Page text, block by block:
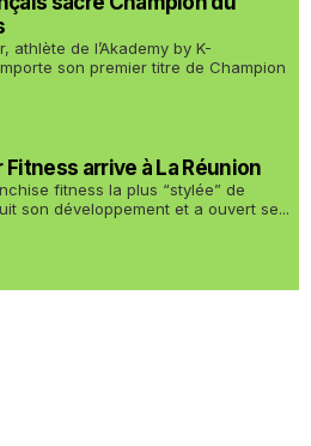
athlète de l’Akademy by K-
son premier titre de Champion
arrive à La Réunion
fitness la plus “stylée” de
son développement et a ouvert se...